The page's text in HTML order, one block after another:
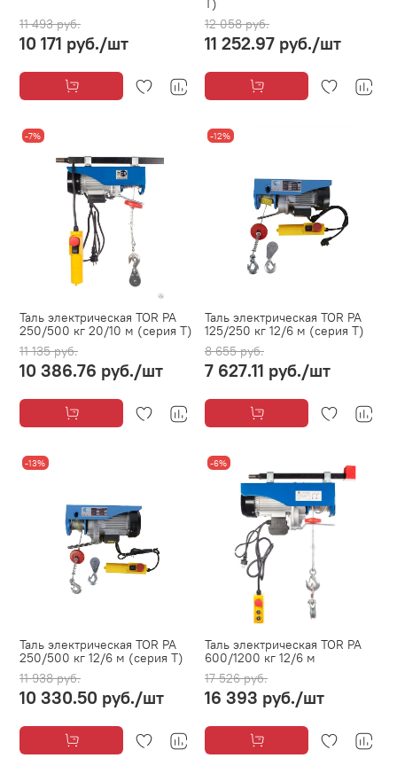
11 493 руб.
10 171 руб./шт
T)
12 058 руб.
11 252.97 руб./шт
-7%
Таль электрическая TOR PA
250/500 кг 20/10 м (серия T)
11 135 руб.
10 386.76 руб./шт
-12%
Таль электрическая TOR PA
125/250 кг 12/6 м (серия T)
8 655 руб.
7 627.11 руб./шт
-13%
Таль электрическая TOR PA
250/500 кг 12/6 м (серия T)
11 938 руб.
10 330.50 руб./шт
-6%
Таль электрическая TOR PA
600/1200 кг 12/6 м
17 526 руб.
16 393 руб./шт